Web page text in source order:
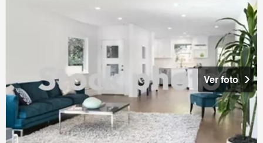
Ver foto